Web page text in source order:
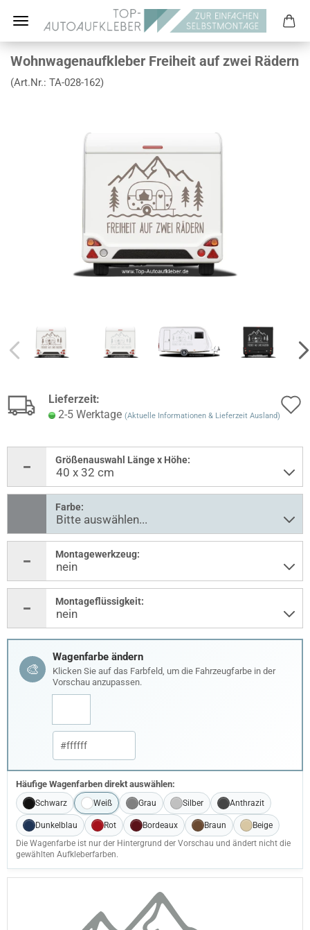
Wohnwagenaufkleber Freiheit auf zwei Rädern
(Art.Nr.: TA-028-162)
Lieferzeit:
2-5 Werktage (Aktuelle Informationen & Lieferzeit Ausland)
Größenauswahl Länge x Höhe:
Farbe:
Montagewerkzeug:
Montageflüssigkeit:
🎨
Wagenfarbe ändern
Klicken Sie auf das Farbfeld, um die Fahrzeugfarbe in der
Vorschau anzupassen.
Häufige Wagenfarben direkt auswählen:
Schwarz Weiß Grau Silber Anthrazit
Dunkelblau Rot Bordeaux Braun
Beige
Die Wagenfarbe ist nur der Hintergrund der Vorschau und ändert nicht die
gewählten Aufkleberfarben.